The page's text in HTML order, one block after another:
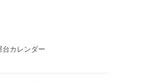
カレンダー